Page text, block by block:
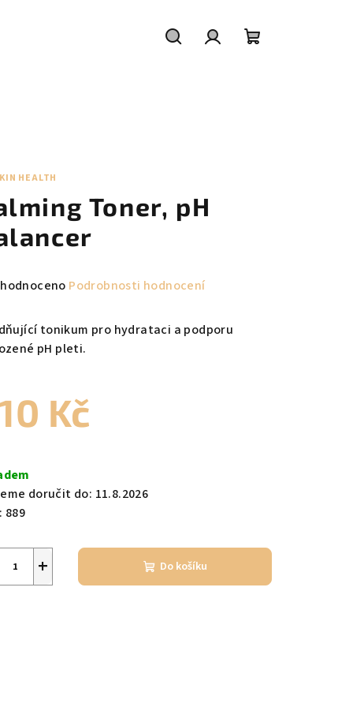
HEALTH
Toner, pH
Podrobnosti hodnocení
tonikum pro hydrataci a podporu
pH pleti.
Kč
doručit do: 11.8.2026
889
+ Do košíku